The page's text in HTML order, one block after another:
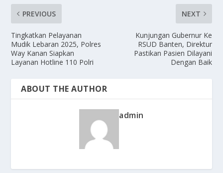
PREVIOUS
Tingkatkan Pelayanan
Mudik Lebaran 2025, Polres
Way Kanan Siapkan
Layanan Hotline 110 Polri
NEXT
Kunjungan Gubernur Ke
RSUD Banten, Direktur
Pastikan Pasien Dilayani
Dengan Baik
ABOUT THE AUTHOR
admin